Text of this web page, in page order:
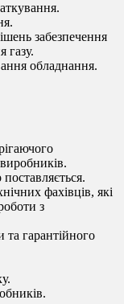
забезпечення
газу.
обладнання.
фахівців, які
з
та гарантійного